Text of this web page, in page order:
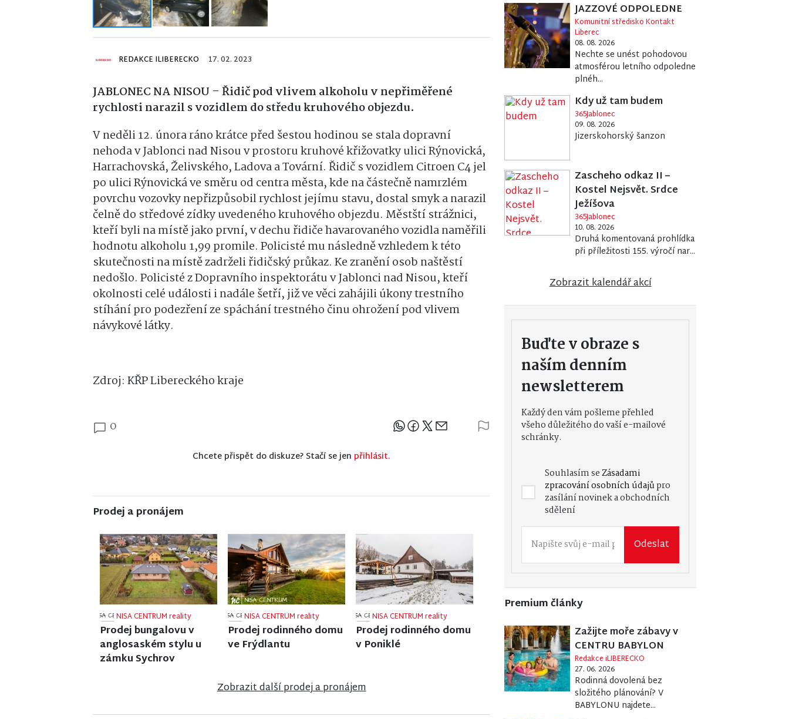
REDAKCE ILIBERECKO 17. 02. 2023
JABLONEC NA NISOU – Řidič pod vlivem alkoholu v nepřiměřené
rychlosti narazil s vozidlem do středu kruhového objezdu.
V neděli 12. února ráno krátce před šestou hodinou se stala dopravní
nehoda v Jablonci nad Nisou v prostoru kruhové křižovatky ulici Rýnovická,
Harrachovská, Želivského, Ladova a Tovární. Řidič s vozidlem Citroen C4 jel
po ulici Rýnovická ve směru od centra města, kde na částečně namrzlém
povrchu vozovky nepřizpůsobil rychlost jejímu stavu, dostal smyk a narazil
čelně do středové zídky uvedeného kruhového objezdu. Městští strážnici,
kteří byli na místě jako první, v dechu řidiče havarovaného vozidla naměřili
hodnotu alkoholu 1,99 promile. Policisté mu následně vzhledem k této
skutečnosti na místě zadrželi řidičský průkaz. Ke zranění osob naštěstí
nedošlo. Policisté z Dopravního inspektorátu v Jablonci nad Nisou, kteří
okolnosti celé události i nadále šetří, již ve věci zahájili úkony trestního
stíhání pro podezření ze spáchání trestného činu ohrožení pod vlivem
návykové látky.
Zdroj: KŘP Libereckého kraje
0
Sdílejte článek
Chcete přispět do diskuze? Stačí se jen přihlásit.
Prodej a pronájem
NISA CENTRUM reality
Prodej činžovního domu
v Jablonci nad Nisou
NISA CENTRUM reality
Prodej rodinného domu
ve Stráži nad Nisou
NISA CENTRUM reality
Prodej rodinného domu
v Semilech
Zobrazit další prodej a pronájem
JAZZOVÉ ODPOLEDNE
Komunitní středisko Kontakt
Liberec
08. 08. 2026
Nechte se unést pohodovou
atmosférou letního odpoledne
plnéh...
Kdy už tam budem
365Jablonec
09. 08. 2026
Jizerskohorský šanzon
Zascheho odkaz II –
Kostel Nejsvět. Srdce
Ježíšova
365Jablonec
10. 08. 2026
Druhá komentovaná prohlídka
při příležitosti 155. výročí nar...
Zobrazit kalendář akcí
Buďte v obraze s
naším denním
newsletterem
Každý den vám pošleme přehled
všeho důležitého do vaší e-mailové
schránky.
Souhlasím seZásadami
zpracování osobních údajůpro
zasílání novinek a obchodních
sdělení
Odeslat
Premium články
Zažijte moře zábavy v
CENTRU BABYLON
Redakce iLIBERECKO
27. 06. 2026
Rodinná dovolená bez
složitého plánování? V
BABYLONU najdete...